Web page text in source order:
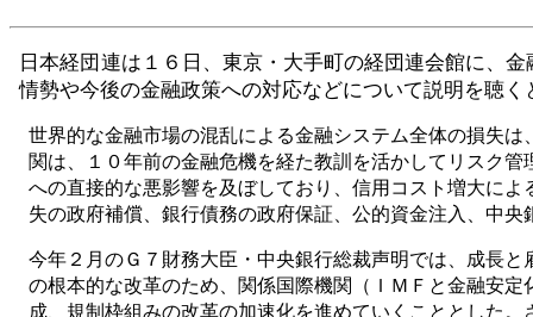
日本経団連は１６日、東京・大手町の経団連会館に、
情勢や今後の金融政策への対応などについて説明を聴
世界的な金融市場の混乱による金融システム全体の損失
関は、１０年前の金融危機を経た教訓を活かしてリスク
への直接的な悪影響を及ぼしており、信用コスト増大に
失の政府補償、銀行債務の政府保証、公的資金注入、中
今年２月のＧ７財務大臣・中央銀行総裁声明では、成長
の根本的な改革のため、関係国際機関（ＩＭＦと金融安
成、規制枠組みの改革の加速化を進めていくこととした